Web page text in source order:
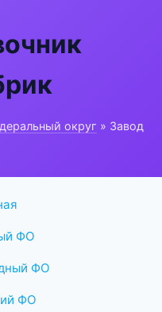
округ » Завод
ФО
ФО
ФО